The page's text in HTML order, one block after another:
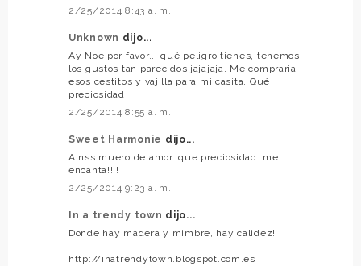
2/25/2014 8:43 a. m.
Unknown dijo...
Ay Noe por favor... qué peligro tienes, tenemos
los gustos tan parecidos jajajaja. Me compraria
esos cestitos y vajilla para mi casita. Qué
preciosidad
2/25/2014 8:55 a. m.
Sweet Harmonie dijo...
Ainss muero de amor..que preciosidad..me
encanta!!!!
2/25/2014 9:23 a. m.
In a trendy town dijo...
Donde hay madera y mimbre, hay calidez!
http://inatrendytown.blogspot.com.es